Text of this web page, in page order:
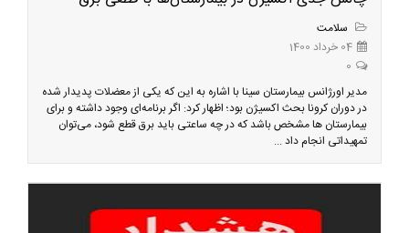
سلامت
04 خرداد 1400
0
مدیر اورژانس بیمارستان سینا با اشاره به این که یکی از معضلات پدیدار شده
در دوران کرونا بحث اکسیژن بود؛ اظهار کرد: اگر برنامه‌ای وجود داشته و برای
بیمارستان ها مشخص باشد که در چه ساعتی باید برق قطع شود، می‌توان
تمهیداتی انجام داد ...